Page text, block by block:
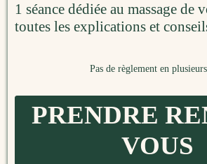
1 séance dédiée au massage de
toutes les explications et
Pas de règlement en
PRENDRE
VOUS